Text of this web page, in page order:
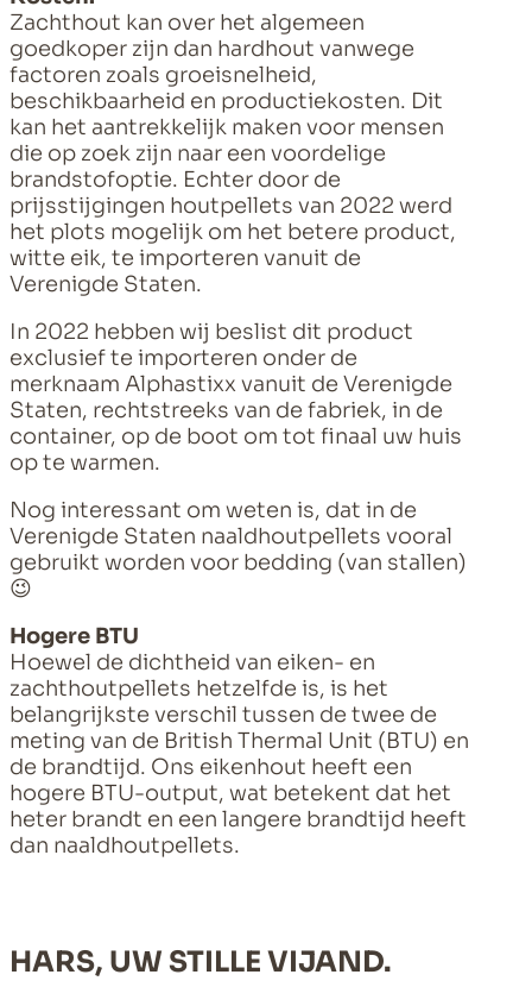
Zachthout kan over het algemeen
goedkoper zijn dan hardhout vanwege
factoren zoals groeisnelheid,
beschikbaarheid en productiekosten. Dit
kan het aantrekkelijk maken voor mensen
die op zoek zijn naar een voordelige
brandstofoptie. Echter door de
prijsstijgingen houtpellets van 2022 werd
het plots mogelijk om het betere product,
witte eik, te importeren vanuit de
Verenigde Staten.
In 2022 hebben wij beslist dit product
exclusief te importeren onder de
merknaam Alphastixx vanuit de Verenigde
Staten, rechtstreeks van de fabriek, in de
container, op de boot om tot finaal uw huis
op te warmen.
Nog interessant om weten is, dat in de
Verenigde Staten naaldhoutpellets vooral
gebruikt worden voor bedding (van stallen)
😉
Hogere BTU
Hoewel de dichtheid van eiken- en
zachthoutpellets hetzelfde is, is het
belangrijkste verschil tussen de twee de
meting van de British Thermal Unit (BTU) en
de brandtijd. Ons eikenhout heeft een
hogere BTU-output, wat betekent dat het
heter brandt en een langere brandtijd heeft
dan naaldhoutpellets.
HARS, UW STILLE VIJAND.